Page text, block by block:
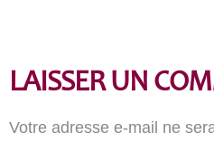
LAISSER UN
Votre adresse e-mail ne